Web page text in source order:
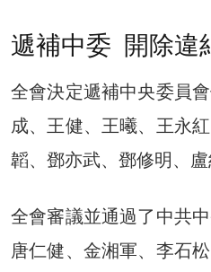
遞補中委 開除違
全會決定遞補中央委員
成、王健、王曦、王永
韜、鄧亦武、鄧修明、盧
全會審議並通過了中共
唐仁健、金湘軍、李石